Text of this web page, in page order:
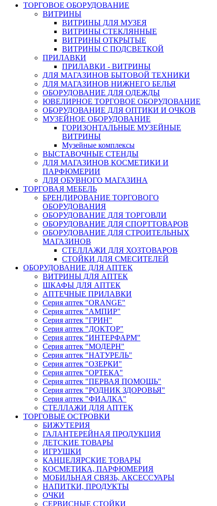
ТОРГОВОЕ ОБОРУДОВАНИЕ
ВИТРИНЫ
ВИТРИНЫ ДЛЯ МУЗЕЯ
ВИТРИНЫ СТЕКЛЯННЫЕ
ВИТРИНЫ ОТКРЫТЫЕ
ВИТРИНЫ С ПОДСВЕТКОЙ
ПРИЛАВКИ
ПРИЛАВКИ - ВИТРИНЫ
ДЛЯ МАГАЗИНОВ БЫТОВОЙ ТЕХНИКИ
ДЛЯ МАГАЗИНОВ НИЖНЕГО БЕЛЬЯ
ОБОРУДОВАНИЕ ДЛЯ ОДЕЖДЫ
ЮВЕЛИРНОЕ ТОРГОВОЕ ОБОРУДОВАНИЕ
ОБОРУДОВАНИЕ ДЛЯ ОПТИКИ И ОЧКОВ
МУЗЕЙНОЕ ОБОРУДОВАНИЕ
ГОРИЗОНТАЛЬНЫЕ МУЗЕЙНЫЕ
ВИТРИНЫ
Музейные комплексы
ВЫСТАВОЧНЫЕ СТЕНДЫ
ДЛЯ МАГАЗИНОВ КОСМЕТИКИ И
ПАРФЮМЕРИИ
ДЛЯ ОБУВНОГО МАГАЗИНА
ТОРГОВАЯ МЕБЕЛЬ
БРЕНДИРОВАНИЕ ТОРГОВОГО
ОБОРУДОВАНИЯ
ОБОРУДОВАНИЕ ДЛЯ ТОРГОВЛИ
ОБОРУДОВАНИЕ ДЛЯ СПОРТТОВАРОВ
ОБОРУДОВАНИЕ ДЛЯ СТРОИТЕЛЬНЫХ
МАГАЗИНОВ
СТЕЛЛАЖИ ДЛЯ ХОЗТОВАРОВ
СТОЙКИ ДЛЯ СМЕСИТЕЛЕЙ
ОБОРУДОВАНИЕ ДЛЯ АПТЕК
ВИТРИНЫ ДЛЯ АПТЕК
ШКАФЫ ДЛЯ АПТЕК
АПТЕЧНЫЕ ПРИЛАВКИ
Серия аптек "ORANGE"
Серия аптек "АМПИР"
Серия аптек "ГРИН"
Серия аптек "ДОКТОР"
Серия аптек "ИНТЕРФАРМ"
Серия аптек "МОДЕРН"
Серия аптек "НАТУРЕЛЬ"
Серия аптек "ОЗЕРКИ"
Серия аптек "ОРТЕКА"
Серия аптек "ПЕРВАЯ ПОМОЩЬ"
Серия аптек "РОДНИК ЗДОРОВЬЯ"
Серия аптек "ФИАЛКА"
СТЕЛЛАЖИ ДЛЯ АПТЕК
ТОРГОВЫЕ ОСТРОВКИ
БИЖУТЕРИЯ
ГАЛАНТЕРЕЙНАЯ ПРОДУКЦИЯ
ДЕТСКИЕ ТОВАРЫ
ИГРУШКИ
КАНЦЕЛЯРСКИЕ ТОВАРЫ
КОСМЕТИКА, ПАРФЮМЕРИЯ
МОБИЛЬНАЯ СВЯЗЬ, АКСЕССУАРЫ
НАПИТКИ, ПРОДУКТЫ
ОЧКИ
СЕРВИСНЫЕ СТОЙКИ